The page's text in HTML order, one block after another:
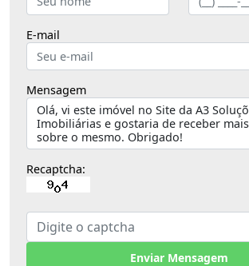
em contato com a nossa equipe.
E-mail
Mensagem
Recaptcha:
Enviar Mensagem